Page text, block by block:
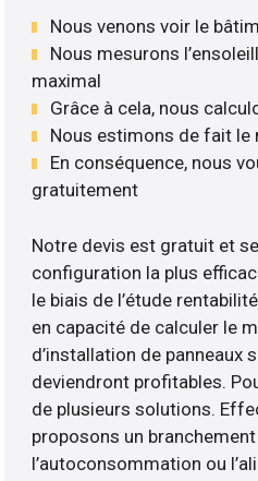
Nous venons voir le
Nous mesurons
maximal
Grâce à cela, nous
Nous estimons de fait le
En conséquence, nous
gratuitement
Notre devis est gratuit et
configuration la plus
le biais de l’étude
en capacité de calculer le
d’installation de panneaux
deviendront profitables.
de plusieurs solutions.
proposons un
l’autoconsommation ou